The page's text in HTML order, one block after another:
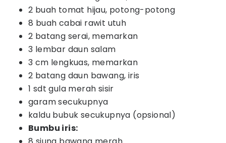
2 buah tomat hijau, potong-potong
8 buah cabai rawit utuh
2 batang serai, memarkan
3 lembar daun salam
3 cm lengkuas, memarkan
2 batang daun bawang, iris
1 sdt gula merah sisir
garam secukupnya
kaldu bubuk secukupnya (opsional)
Bumbu iris: